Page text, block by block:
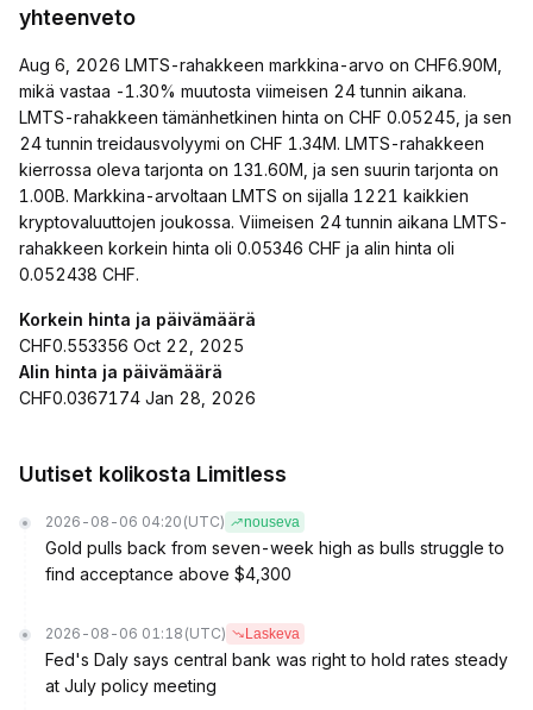
yhteenveto
Aug 6, 2026 LMTS-rahakkeen markkina-arvo on CHF6.90M,
mikä vastaa -1.30% muutosta viimeisen 24 tunnin aikana.
LMTS-rahakkeen tämänhetkinen hinta on CHF 0.05245, ja sen
24 tunnin treidausvolyymi on CHF 1.34M. LMTS-rahakkeen
kierrossa oleva tarjonta on 131.60M, ja sen suurin tarjonta on
1.00B. Markkina-arvoltaan LMTS on sijalla 1221 kaikkien
kryptovaluuttojen joukossa. Viimeisen 24 tunnin aikana LMTS-
rahakkeen korkein hinta oli 0.05346 CHF ja alin hinta oli
0.052438 CHF.
Korkein hinta ja päivämäärä
CHF0.553356 Oct 22, 2025
Alin hinta ja päivämäärä
CHF0.0367174 Jan 28, 2026
Uutiset kolikosta Limitless
2026-08-06 04:20 (UTC) nouseva
Gold pulls back from seven-week high as bulls struggle to
find acceptance above $4,300
2026-08-06 01:18 (UTC) Laskeva
Fed's Daly says central bank was right to hold rates steady
at July policy meeting